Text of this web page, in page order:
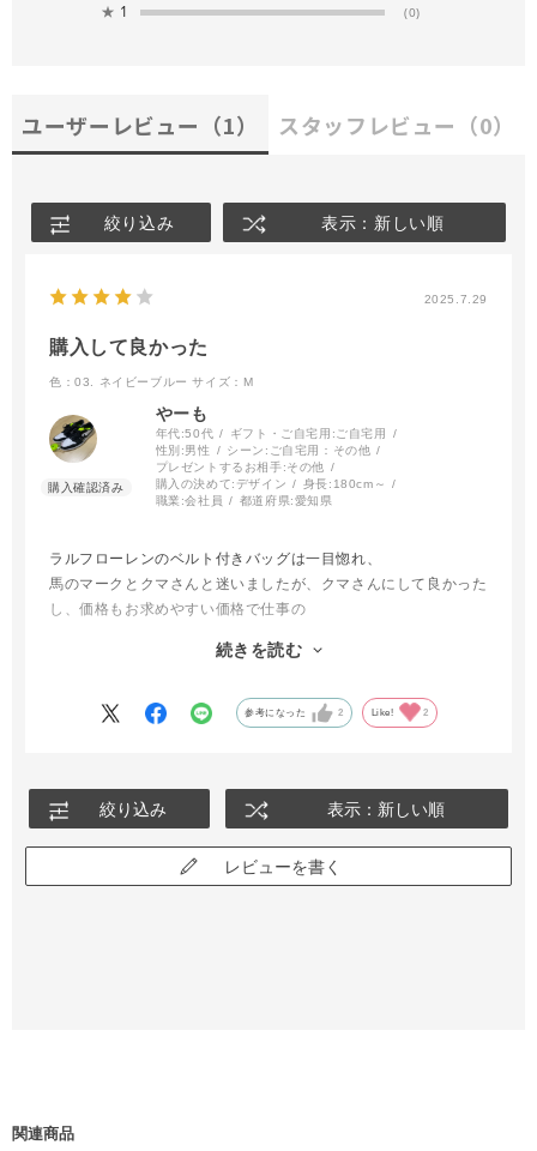
★ 1 (0)
ユーザーレビュー （1） スタッフレビュー （0）
絞り込み 表示：新しい順
2025.7.29
購入して良かった
色：03. ネイビーブルー サイズ：M
やーも
年代:50代 ギフト・ご自宅用: ご自宅用
性別:男性 シーン: ご自宅用：その他
プレゼントするお相手:その他
購入の決めて: デザイン 身長: 180cm～
職業:会社員 都道府県:愛知県
ラルフローレンのベルト付きバッグは一目惚れ、
馬のマークとクマさんと迷いましたが、クマさんにして良かった
し、価格もお求めやすい価格で仕事の
ベルトに馬のマークもポイントで付いていたらさらに良かったで
ありがとうございました。
続きを読む
参考になった 2 Like! 2
絞り込み 表示：新しい順
レビューを書く
関連商品